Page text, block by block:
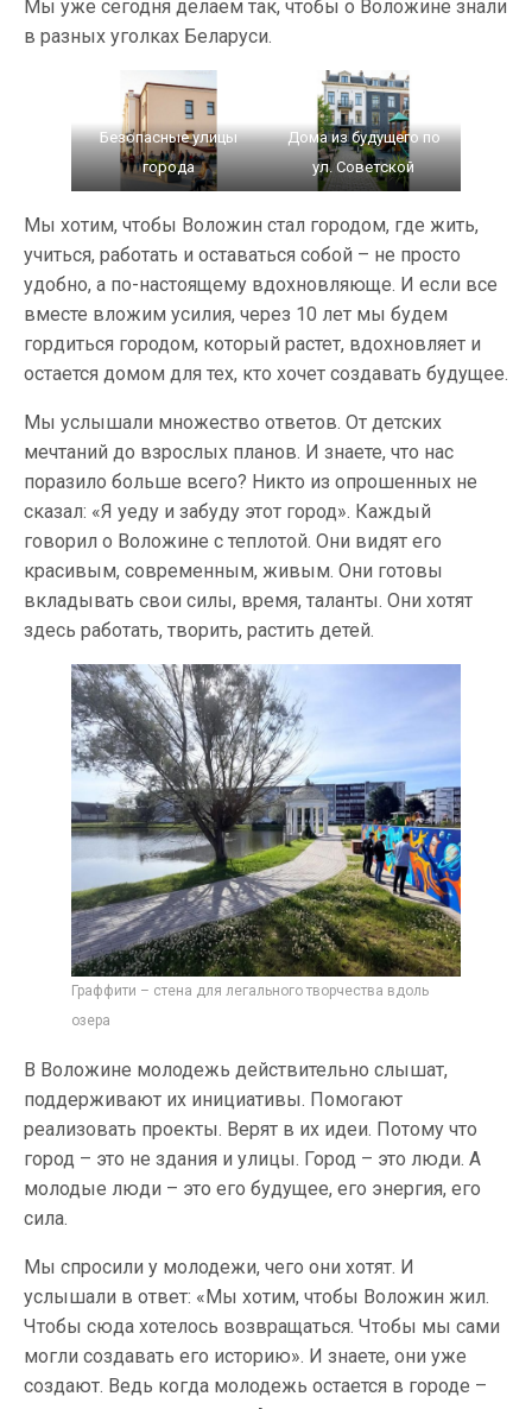
Мы уже сегодня делаем так, чтобы о Воложине знали
в разных уголках Беларуси.
Безопасные улицы
города
Дома из будущего по
ул. Советской
Мы хотим, чтобы Воложин стал городом, где жить,
учиться, работать и оставаться собой – не просто
удобно, а по-настоящему вдохновляюще. И если все
вместе вложим усилия, через 10 лет мы будем
гордиться городом, который растет, вдохновляет и
остается домом для тех, кто хочет создавать будущее.
Мы услышали множество ответов. От детских
мечтаний до взрослых планов. И знаете, что нас
поразило больше всего? Никто из опрошенных не
сказал: «Я уеду и забуду этот город». Каждый
говорил о Воложине с теплотой. Они видят его
красивым, современным, живым. Они готовы
вкладывать свои силы, время, таланты. Они хотят
здесь работать, творить, растить детей.
Граффити – стена для легального творчества вдоль
озера
В Воложине молодежь действительно слышат,
поддерживают их инициативы. Помогают
реализовать проекты. Верят в их идеи. Потому что
город – это не здания и улицы. Город – это люди. А
молодые люди – это его будущее, его энергия, его
сила.
Мы спросили у молодежи, чего они хотят. И
услышали в ответ: «Мы хотим, чтобы Воложин жил.
Чтобы сюда хотелось возвращаться. Чтобы мы сами
могли создавать его историю». И знаете, они уже
создают. Ведь когда молодежь остается в городе –